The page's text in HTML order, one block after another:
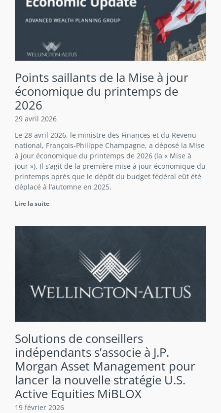
Points saillants de la Mise à jour
économique du printemps de
2026
29 avril 2026
Le 28 avril 2026, le ministre des Finances et du Revenu
national, François‑Philippe Champagne, a déposé la Mise
à jour économique du printemps de 2026 (la « Mise à
jour »). Il s’agit de la première mise à jour économique du
printemps après que le dépôt du budget fédéral eût été
déplacé à l’automne en 2025.
Lire la suite
Solutions de conseillers
indépendants s’associe à J.P.
Morgan Asset Management pour
lancer la nouvelle stratégie U.S.
Active Equities MiBLOX
19 février 2026